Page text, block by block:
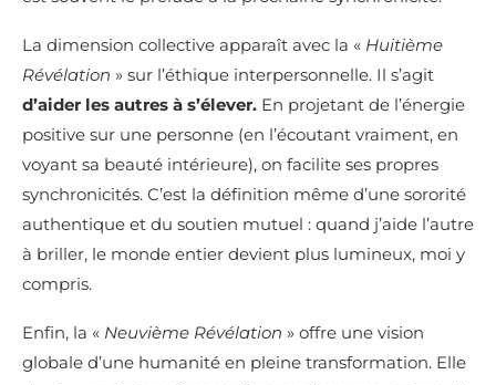
La dimension collective apparaît avec la « Huitième
Révélation » sur l’éthique interpersonnelle. Il s’agit
d’aider les autres à s’élever. En projetant de l’énergie
positive sur une personne (en l’écoutant vraiment, en
voyant sa beauté intérieure), on facilite ses propres
synchronicités. C’est la définition même d’une sororité
authentique et du soutien mutuel : quand j’aide l’autre
à briller, le monde entier devient plus lumineux, moi y
compris.
Enfin, la « Neuvième Révélation » offre une vision
globale d’une humanité en pleine transformation. Elle